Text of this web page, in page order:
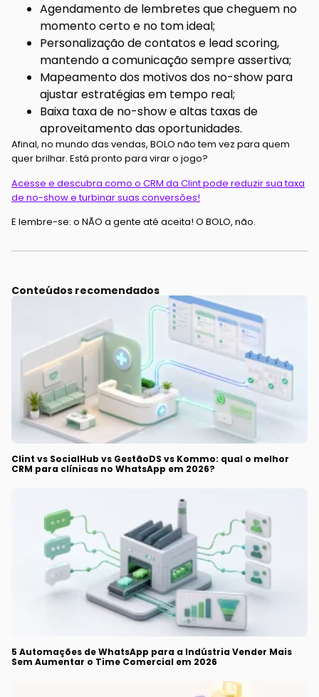
Agendamento de lembretes que cheguem no
momento certo e no tom ideal;
Personalização de contatos e lead scoring,
mantendo a comunicação sempre assertiva;
Mapeamento dos motivos dos no-show para
ajustar estratégias em tempo real;
Baixa taxa de no-show e altas taxas de
aproveitamento das oportunidades.
Afinal, no mundo das vendas, BOLO não tem vez para quem
quer brilhar. Está pronto para virar o jogo?
Acesse e descubra como o CRM da Clint pode reduzir sua taxa
de no-show e turbinar suas conversões!
E lembre-se: o NÃO a gente até aceita! O BOLO, não.
Conteúdos recomendados
Clint vs SocialHub vs GestãoDS vs Kommo: qual o melhor
CRM para clínicas no WhatsApp em 2026?
5 Automações de WhatsApp para a Indústria Vender Mais
Sem Aumentar o Time Comercial em 2026